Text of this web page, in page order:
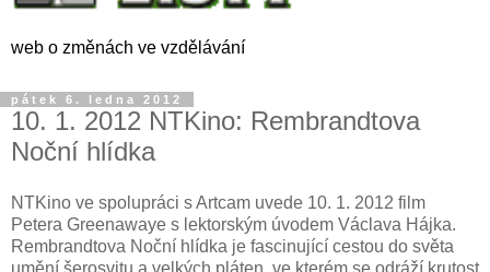
web o změnách ve vzdělávání
pátek 6. ledna 2012
10. 1. 2012 NTKino: Rembrandtova
Noční hlídka
NTKino ve spolupráci s Artcam uvede 10. 1. 2012 film
Petera Greenawaye s lektorským úvodem Václava Hájka.
Rembrandtova Noční hlídka je fascinující cestou do světa